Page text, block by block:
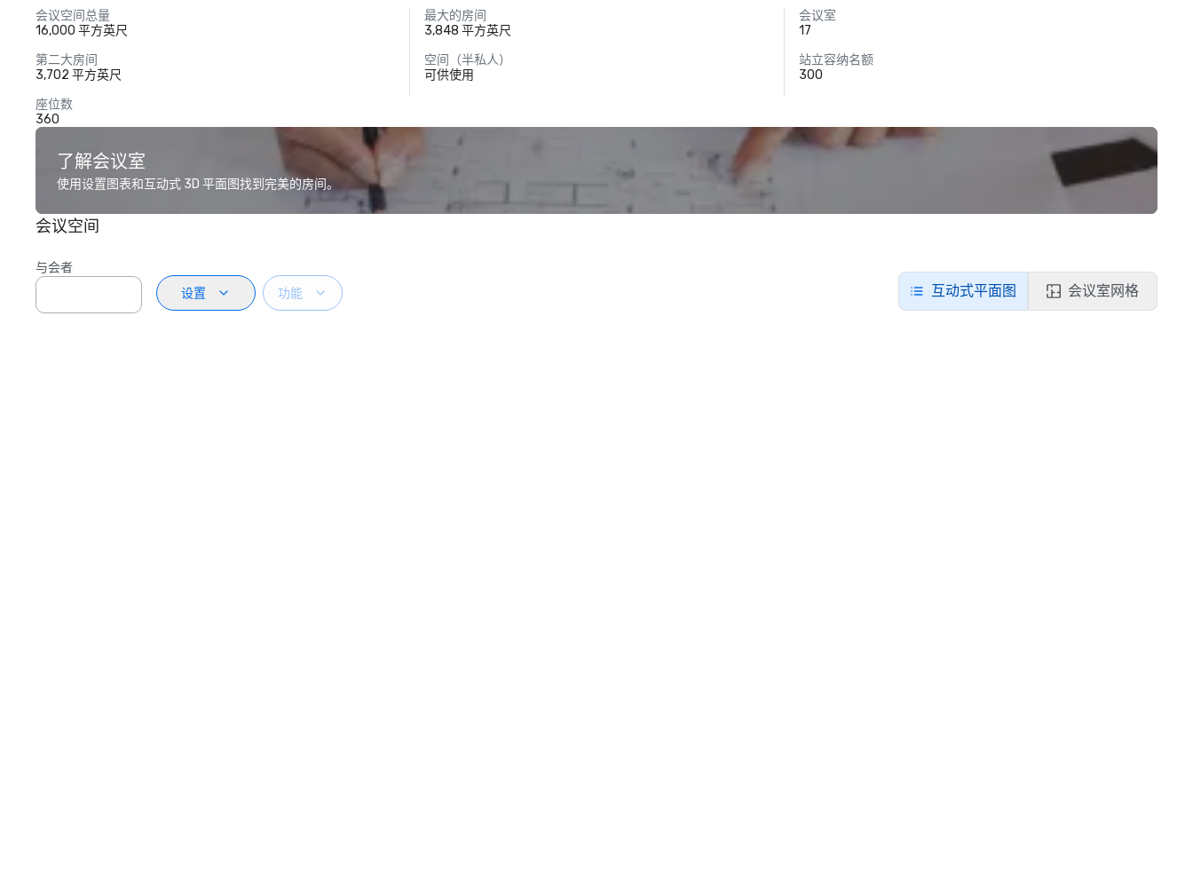
会议空间总量
16,000 平方英尺
最大的房间
3,848 平方英尺
会议室
17
第二大房间
3,702 平方英尺
空间（半私人）
可供使用
站立容纳名额
300
座位数
360
了解会议室
使用设置图表和互动式 3D 平面图找到完美的房间。
会议空间
与会者
设置
功能 互动式平面图 会议室网格